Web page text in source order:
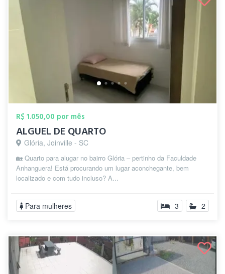
R$ 1.050,00 por mês
ALGUEL DE QUARTO
Glória, Joinville - SC
🏡 Quarto para alugar no bairro Glória – pertinho da Faculdade
Anhanguera! Está procurando um lugar aconchegante, bem
localizado e com tudo incluso? A...
Para mulheres 3 2